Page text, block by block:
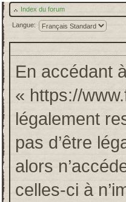
Index du forum
Langue:
En accédant
« https://
légalement
pas d’être
alors
celles-ci à